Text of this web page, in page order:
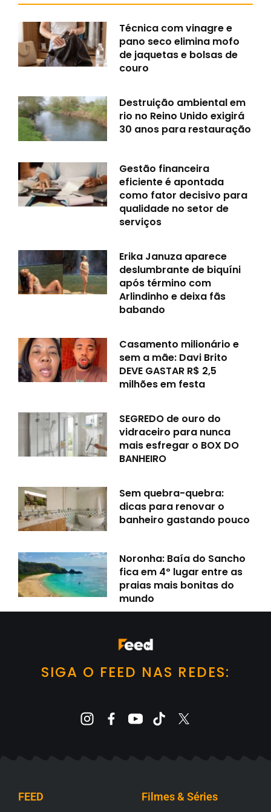
Técnica com vinagre e
pano seco elimina mofo
de jaquetas e bolsas de
couro
Destruição ambiental em
rio no Reino Unido exigirá
30 anos para restauração
Gestão financeira
eficiente é apontada
como fator decisivo para
qualidade no setor de
serviços
Erika Januza aparece
deslumbrante de biquíni
após término com
Arlindinho e deixa fãs
babando
Casamento milionário e
sem a mãe: Davi Brito
DEVE GASTAR R$ 2,5
milhões em festa
SEGREDO de ouro do
vidraceiro para nunca
mais esfregar o BOX DO
BANHEIRO
Sem quebra-quebra:
dicas para renovar o
banheiro gastando pouco
Noronha: Baía do Sancho
fica em 4º lugar entre as
praias mais bonitas do
mundo
SIGA O FEED NAS REDES:
FEED Filmes & Séries